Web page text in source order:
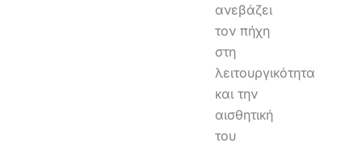
ανεβάζει
τον πήχη
στη
λειτουργικότητα
και την
αισθητική
του